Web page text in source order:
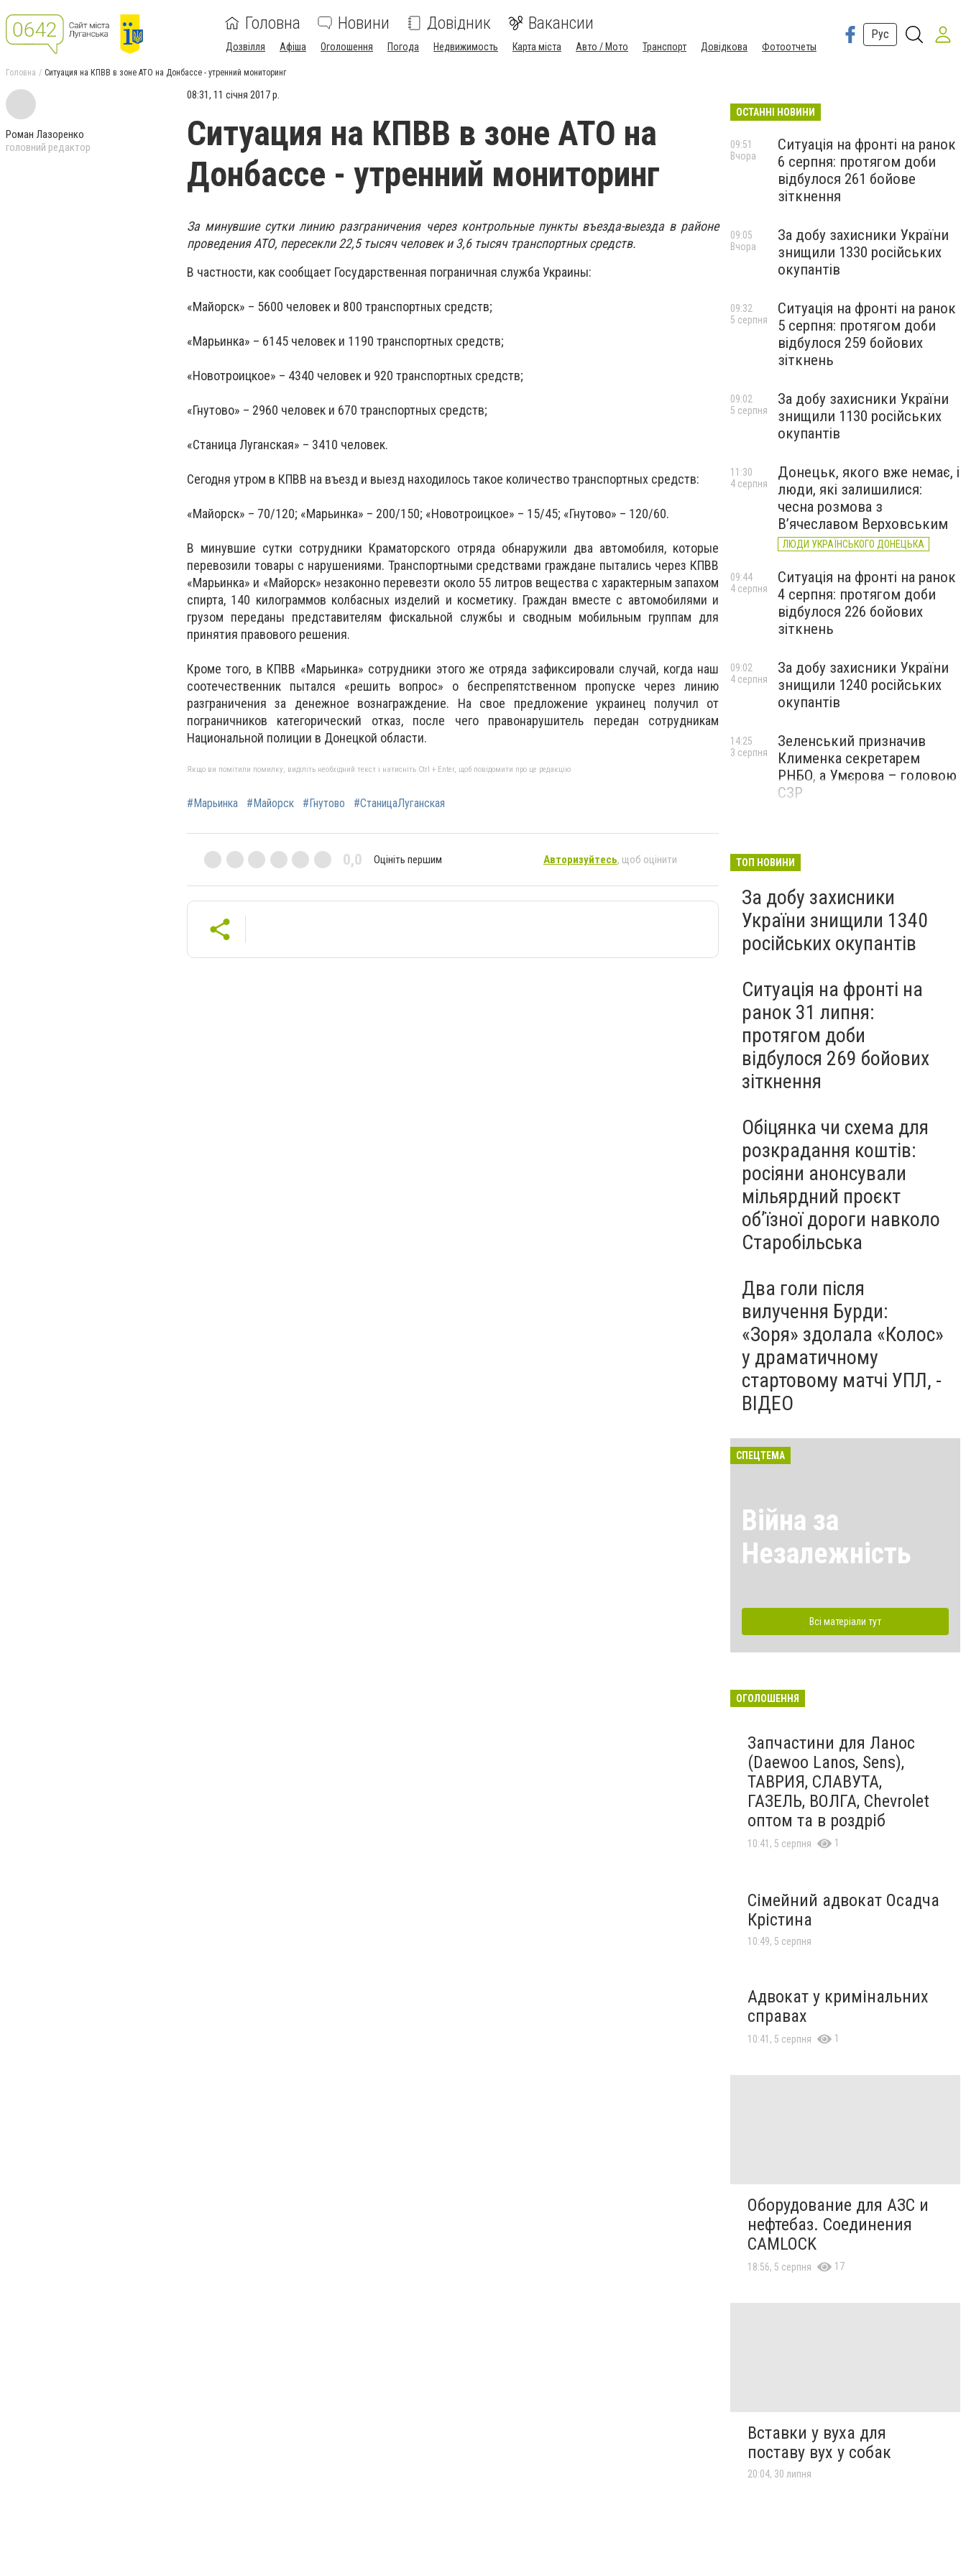
Головна Новини Довідник Вакансии
Дозвілля Афіша Оголошення Погода Недвижимость Карта міста Авто / Мото Транспорт Довідкова Фотоотчеты
Рус
Головна Ситуация на КПВВ в зоне АТО на Донбассе - утренний мониторинг
Роман Лазоренко
головний редактор
08:31, 11 січня 2017 р.
Ситуация на КПВВ в зоне АТО на
Донбассе - утренний мониторинг
За минувшие сутки линию разграничения через контрольные пункты въезда-выезда в районе
проведения АТО, пересекли 22,5 тысяч человек и 3,6 тысяч транспортных средств.
В частности, как сообщает Государственная пограничная служба Украины:
«Майорск» – 5600 человек и 800 транспортных средств;
«Марьинка» – 6145 человек и 1190 транспортных средств;
«Новотроицкое» – 4340 человек и 920 транспортных средств;
«Гнутово» – 2960 человек и 670 транспортных средств;
«Станица Луганская» – 3410 человек.
Сегодня утром в КПВВ на въезд и выезд находилось такое количество транспортных средств:
«Майорск» – 70/120; «Марьинка» – 200/150; «Новотроицкое» – 15/45; «Гнутово» – 120/60.
В минувшие сутки сотрудники Краматорского отряда обнаружили два автомобиля, которые
перевозили товары с нарушениями. Транспортными средствами граждане пытались через КПВВ
«Марьинка» и «Майорск» незаконно перевезти около 55 литров вещества с характерным запахом
спирта, 140 килограммов колбасных изделий и косметику. Граждан вместе с автомобилями и
грузом переданы представителям фискальной службы и сводным мобильным группам для
принятия правового решения.
Кроме того, в КПВВ «Марьинка» сотрудники этого же отряда зафиксировали случай, когда наш
соотечественник пытался «решить вопрос» о беспрепятственном пропуске через линию
разграничения за денежное вознаграждение. На свое предложение украинец получил от
пограничников категорический отказ, после чего правонарушитель передан сотрудникам
Национальной полиции в Донецкой области.
Якщо ви помітили помилку, виділіть необхідний текст і натисніть Ctrl + Enter, щоб повідомити про це редакцію
#Марьинка #Майорск #Гнутово #СтаницаЛуганская
0,0 Оцініть першим Авторизуйтесь, щоб оцінити
ОСТАННІ НОВИНИ
Ситуація на фронті на ранок
6 серпня: протягом доби
відбулося 261 бойове
зіткнення
09:51
Вчора
За добу захисники України
знищили 1330 російських
окупантів
09:05
Вчора
Ситуація на фронті на ранок
5 серпня: протягом доби
відбулося 259 бойових
зіткнень
09:32
5 серпня
За добу захисники України
знищили 1130 російських
окупантів
09:02
5 серпня
Донецьк, якого вже немає, і
люди, які залишилися:
чесна розмова з
В’ячеславом Верховським
ЛЮДИ УКРАЇНСЬКОГО ДОНЕЦЬКА
11:30
4 серпня
Ситуація на фронті на ранок
4 серпня: протягом доби
відбулося 226 бойових
зіткнень
09:44
4 серпня
За добу захисники України
знищили 1240 російських
окупантів
09:02
4 серпня
Зеленський призначив
Клименка секретарем
РНБО, а Умєрова – головою
СЗР
14:25
3 серпня
ТОП НОВИНИ
За добу захисники
України знищили 1340
російських окупантів
Ситуація на фронті на
ранок 31 липня:
протягом доби
відбулося 269 бойових
зіткнення
Обіцянка чи схема для
розкрадання коштів:
росіяни анонсували
мільярдний проєкт
об’їзної дороги навколо
Старобільська
Два голи після
вилучення Бурди:
«Зоря» здолала «Колос»
у драматичному
стартовому матчі УПЛ, -
ВІДЕО
СПЕЦТЕМА
Війна за
Незалежність
Всі матеріали тут
ОГОЛОШЕННЯ
Запчастини для Ланос
(Daewoo Lanos, Sens),
ТАВРИЯ, СЛАВУТА,
ГАЗЕЛЬ, ВОЛГА, Chevrolet
оптом та в роздріб
10:41, 5 серпня 1
Сімейний адвокат Осадча
Крістина
10:49, 5 серпня
Адвокат у кримінальних
справах
10:41, 5 серпня 1
Оборудование для АЗС и
нефтебаз. Соединения
CAMLOCK
18:56, 5 серпня 17
Вставки у вуха для
поставу вух у собак
20:04, 30 липня